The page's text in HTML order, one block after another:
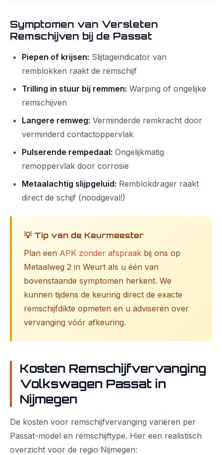
Symptomen van Versleten
Remschijven bij de Passat
Piepen of krijsen: Slijtageindicator van
remblokken raakt de remschijf
Trilling in stuur bij remmen: Warping of ongelijke
remschijven
Langere remweg: Verminderde remkracht door
verminderd contactoppervlak
Pulserende rempedaal: Ongelijkmatig
remoppervlak door corrosie
Metaalachtig slijpgeluid: Remblokdrager raakt
direct de schijf (noodgeval!)
💡 Tip van de Keurmeester
Plan een APK zonder afspraak bij ons op
Metaalweg 2 in Weurt als u één van
bovenstaande symptomen herkent. We
kunnen tijdens de keuring direct de exacte
remschijfdikte opmeten en u adviseren over
vervanging vóór afkeuring.
Kosten Remschijfvervanging
Volkswagen Passat in
Nijmegen
De kosten voor remschijfvervanging variëren per
Passat-model en remschijftype. Hier een realistisch
overzicht voor de regio Nijmegen: